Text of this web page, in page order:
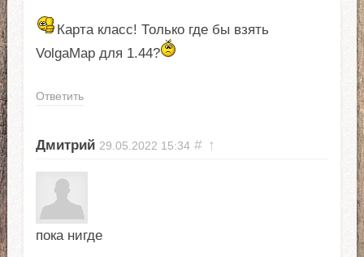
Карта класс! Только где бы взять
VolgaMap для 1.44?
Ответить
Дмитрий 29.05.2022 15:34 # ↑
пока нигде